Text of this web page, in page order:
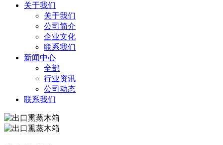
关于我们
关于我们
公司简介
企业文化
联系我们
新闻中心
全部
行业资讯
公司动态
联系我们